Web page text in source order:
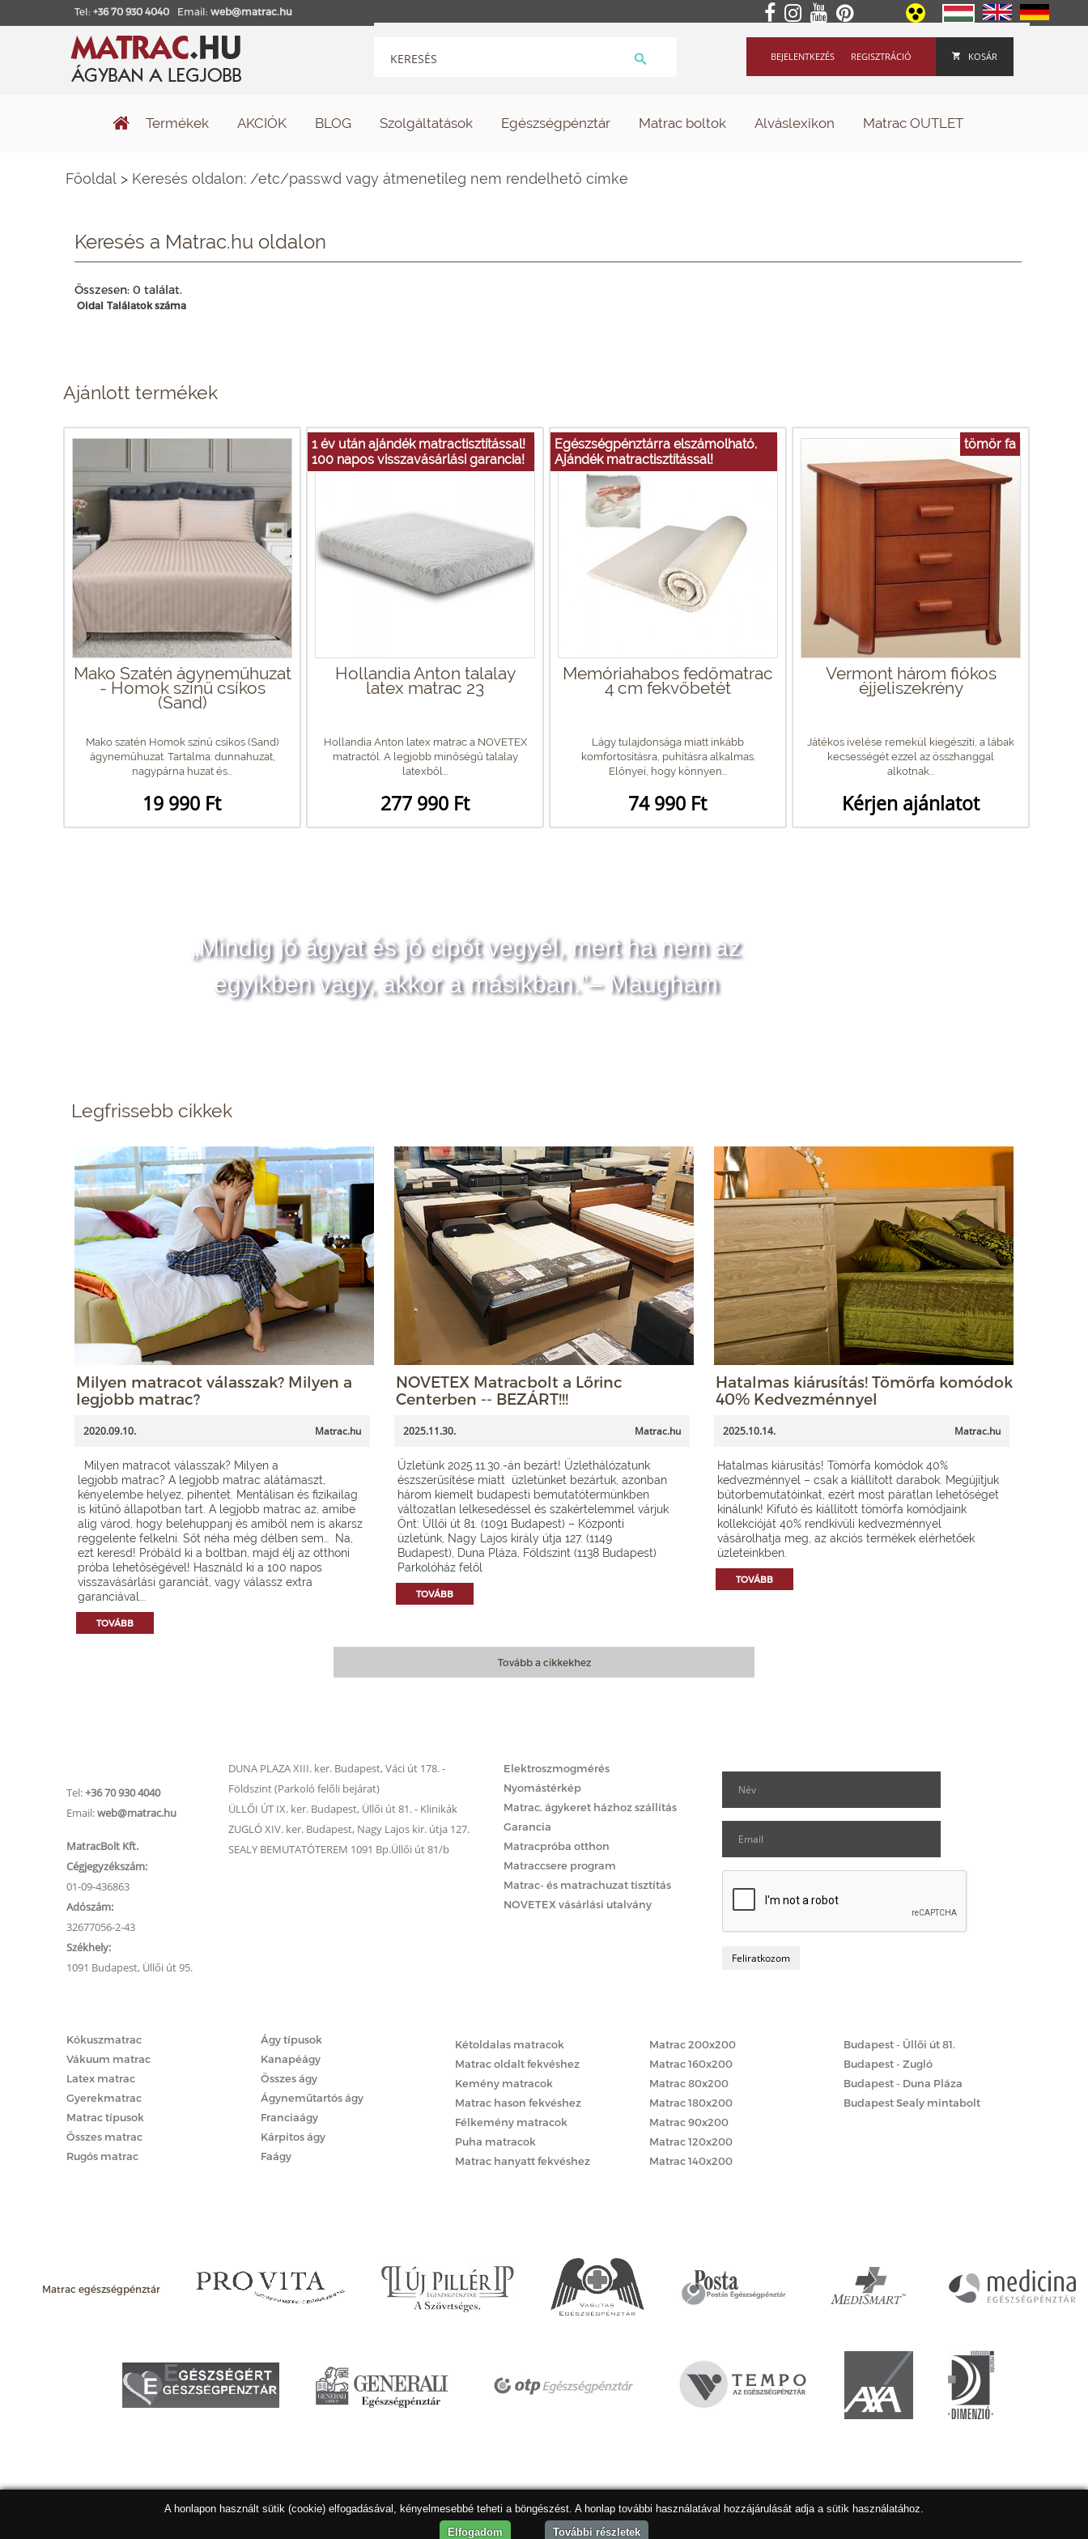
Tel: +36 70 930 4040 Email: web@matrac.hu
KOSÁR
REGISZTRÁCIÓ
BEJELENTKEZÉS
Termékek AKCIÓK BLOG Szolgáltatások Egészségpénztár Matrac boltok Alváslexikon Matrac OUTLET
Főoldal > Keresés oldalon: /etc/passwd vagy átmenetileg nem rendelhető címke
Keresés a Matrac.hu oldalon
Összesen: 0 találat.
Oldal Találatok száma
Ajánlott termékek
Mako Szatén ágyneműhuzat
- Homok színű csíkos
(Sand)
Mako szatén Homok színű csíkos (Sand)
ágyneműhuzat. Tartalma: dunnahuzat,
nagypárna huzat és...
19 990 Ft
1 év után ajándék matractisztítással!
100 napos visszavásárlási garancia!
Hollandia Anton talalay
latex matrac 23
Hollandia Anton latex matrac a NOVETEX
matractól. A legjobb minőségű talalay
latexből...
277 990 Ft
Egészségpénztárra elszámolható.
Ajándék matractisztítással!
Memóriahabos fedőmatrac
4 cm fekvőbetét
Lágy tulajdonsága miatt inkább
komfortosításra, puhításra alkalmas.
Előnyei, hogy könnyen...
74 990 Ft
tömör fa
Vermont három fiókos
éjjeliszekrény
Játékos ívelése remekül kiegészíti, a lábak
kecsességét ezzel az összhanggal
alkotnak...
Kérjen ajánlatot
„Mindig jó ágyat és jó cipőt vegyél, mert ha nem az
egyikben vagy, akkor a másikban.”– Maugham
Legfrissebb cikkek
Milyen matracot válasszak? Milyen a
legjobb matrac?
2020.09.10. Matrac.hu
Milyen matracot válasszak? Milyen a
legjobb matrac? A legjobb matrac alátámaszt,
kényelembe helyez, pihentet. Mentálisan és fizikailag
is kitűnő állapotban tart. A legjobb matrac az, amibe
alig várod, hogy belehuppanj és amiből nem is akarsz
reggelente felkelni. Sőt néha még délben sem… Na,
ezt keresd! Próbáld ki a boltban, majd élj az otthoni
próba lehetőségével! Használd ki a 100 napos
visszavásárlási garanciát, vagy válassz extra
garanciával...
TOVÁBB
NOVETEX Matracbolt a Lőrinc
Centerben -- BEZÁRT!!!
2025.11.30. Matrac.hu
Üzletünk 2025.11.30.-án bezárt! Üzlethálózatunk
észszerűsítése miatt üzletünket bezártuk, azonban
három kiemelt budapesti bemutatótermünkben
változatlan lelkesedéssel és szakértelemmel várjuk
Önt: Üllői út 81. (1091 Budapest) – Központi
üzletünk, Nagy Lajos király útja 127. (1149
Budapest), Duna Pláza, Földszint (1138 Budapest)
Parkolóház felől
TOVÁBB
Hatalmas kiárusítás! Tömörfa komódok
40% Kedvezménnyel
2025.10.14. Matrac.hu
Hatalmas kiárusítás! Tömörfa komódok 40%
kedvezménnyel – csak a kiállított darabok. Megújítjuk
bútorbemutatóinkat, ezért most páratlan lehetőséget
kínálunk! Kifutó és kiállított tömörfa komódjaink
kollekcióját 40% rendkívüli kedvezménnyel
vásárolhatja meg, az akciós termékek elérhetőek
üzleteinkben.
TOVÁBB
Tovább a cikkekhez
Tel:+36 70 930 4040
Email:web@matrac.hu
MatracBolt Kft.
Cégjegyzékszám:
01-09-436863
Adószám:
32677056-2-43
Székhely:
1091 Budapest, Üllői út 95.
DUNA PLAZA XIII. ker. Budapest, Váci út 178. -
Földszint (Parkoló felőli bejárat)
ÜLLŐI ÚT IX. ker. Budapest, Üllői út 81. - Klinikák
ZUGLÓ XIV. ker. Budapest, Nagy Lajos kir. útja 127.
SEALY BEMUTATÓTEREM 1091 Bp.Üllői út 81/b
Elektroszmogmérés
Nyomástérkép
Matrac, ágykeret házhoz szállítás
Garancia
Matracpróba otthon
Matraccsere program
Matrac- és matrachuzat tisztítás
NOVETEX vásárlási utalvány
Kókuszmatrac
Vákuum matrac
Latex matrac
Gyerekmatrac
Matrac típusok
Összes matrac
Rugós matrac
Ágy típusok
Kanapéágy
Összes ágy
Ágyneműtartós ágy
Franciaágy
Kárpitos ágy
Faágy
Kétoldalas matracok
Matrac oldalt fekvéshez
Kemény matracok
Matrac hason fekvéshez
Félkemény matracok
Puha matracok
Matrac hanyatt fekvéshez
Matrac 200x200
Matrac 160x200
Matrac 80x200
Matrac 180x200
Matrac 90x200
Matrac 120x200
Matrac 140x200
Budapest - Üllői út 81.
Budapest - Zugló
Budapest - Duna Pláza
Budapest Sealy mintabolt
Matrac egészségpénztár
A honlapon használt sütik (cookie) elfogadásával, kényelmesebbé teheti a böngészést. A honlap további használatával hozzájárulását adja a sütik használatához.
Elfogadom
További részletek